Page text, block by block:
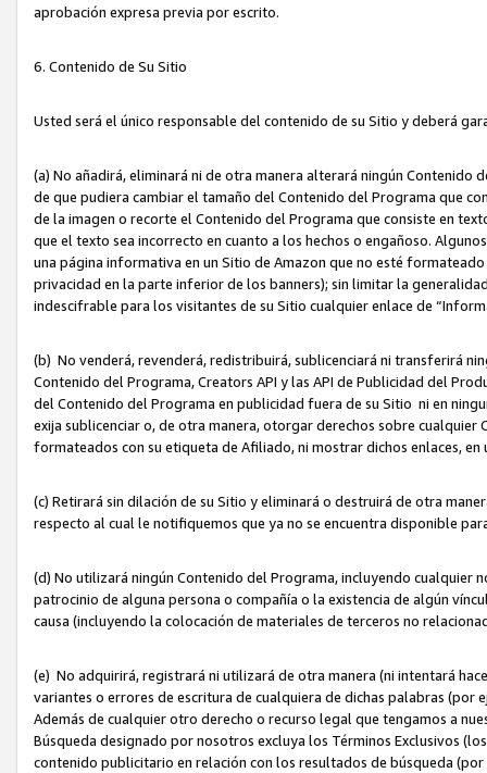
aprobación expresa previa por escrito.
6. Contenido de Su Sitio
Usted será el único responsable del contenido de su Sitio y deberá
(a) No añadirá, eliminará ni de otra manera alterará ningún
de que pudiera cambiar el tamaño del Contenido del Programa que
de la imagen o recorte el Contenido del Programa que consiste en
que el texto sea incorrecto en cuanto a los hechos o engañoso.
una página informativa en un Sitio de Amazon que no esté
privacidad en la parte inferior de los banners); sin limitar la
indescifrable para los visitantes de su Sitio cualquier enlace de
(b) No venderá, revenderá, redistribuirá, sublicenciará ni transferirá
Contenido del Programa, Creators API y las API de Publicidad del
del Contenido del Programa en publicidad fuera de su Sitio ni en
exija sublicenciar o, de otra manera, otorgar derechos sobre
formateados con su etiqueta de Afiliado, ni mostrar dichos enlaces,
(c) Retirará sin dilación de su Sitio y eliminará o destruirá de otra
respecto al cual le notifiquemos que ya no se encuentra disponible
(d) No utilizará ningún Contenido del Programa, incluyendo cualquier
patrocinio de alguna persona o compañía o la existencia de algún
causa (incluyendo la colocación de materiales de terceros no
(e) No adquirirá, registrará ni utilizará de otra manera (ni intentará
variantes o errores de escritura de cualquiera de dichas palabras (por
Además de cualquier otro derecho o recurso legal que tengamos a
Búsqueda designado por nosotros excluya los Términos Exclusivos
contenido publicitario en relación con los resultados de búsqueda